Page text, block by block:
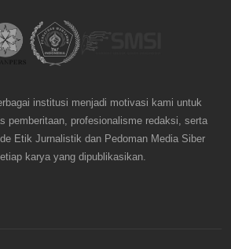
institusi menjadi motivasi kami untuk
pemberitaan, profesionalisme redaksi, serta
Etik Jurnalistik dan Pedoman Media Siber
karya yang dipublikasikan.